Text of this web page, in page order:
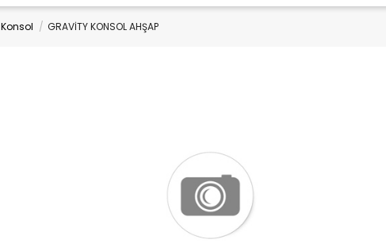
Konsol GRAVİTY KONSOL AHŞAP